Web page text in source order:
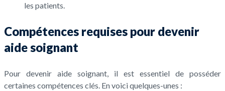
les patients.
Compétences requises pour devenir
aide soignant
Pour devenir aide soignant, il est essentiel de posséder
certaines compétences clés. En voici quelques-unes :